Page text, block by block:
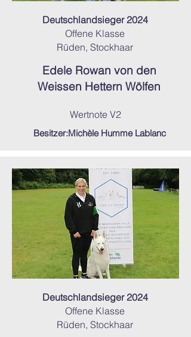
Deutschlandsieger 2024
Offene Klasse
Rüden, Stockhaar
Edele Rowan von den
Weissen Hettern Wölfen
Wertnote V2
Besitzer:Michèle Humme Lablanc
Deutschlandsieger 2024
Offene Klasse
Rüden, Stockhaar